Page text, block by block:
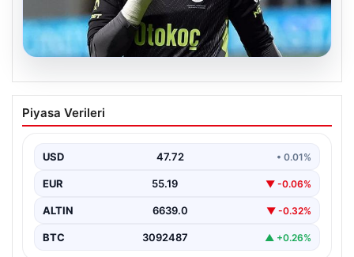
08.08.2026
Fenerbahçe, Ederson İçin Yeni
Planlarını Suya Düşürmeyi Planlıyor
sürdüren Fenerbahçe yönetimi, kaleci rotasyonunda
köklü bir değişikliğe hazırlanıyor.…
Piyasa Verileri
USD 47.72 • 0.01%
EUR 55.19 ▼ -0.06%
ALTIN 6639.0 ▼ -0.32%
BTC 3092487 ▲ +0.26%